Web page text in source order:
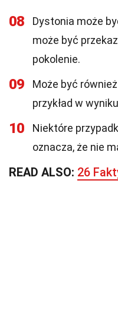
08
Dystonia może
może być
pokolenie.
09
Może być
przykład w
10
Niektóre
oznacza, że nie
READ ALSO: 26